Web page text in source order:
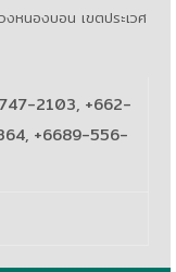
หนองบอน เขตประเวศ
2103, +662-
+6689-556-